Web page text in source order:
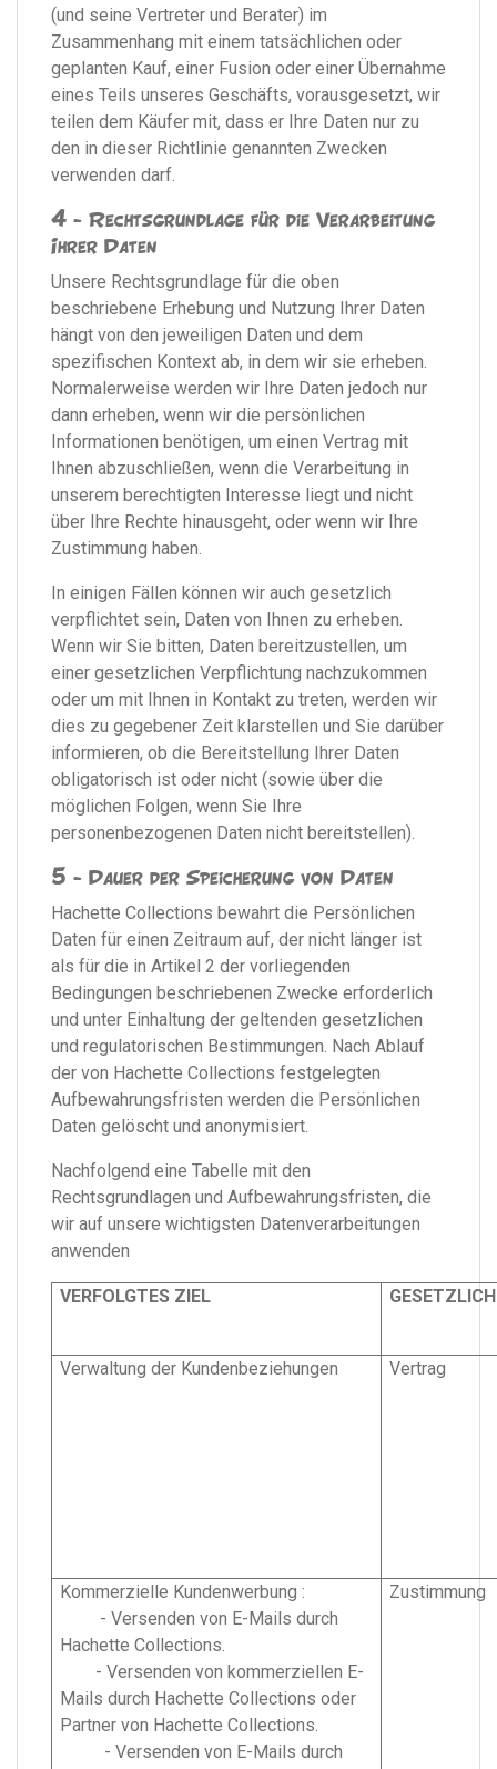
(und seine Vertreter und Berater) im
Zusammenhang mit einem tatsächlichen oder
geplanten Kauf, einer Fusion oder einer Übernahme
eines Teils unseres Geschäfts, vorausgesetzt, wir
teilen dem Käufer mit, dass er Ihre Daten nur zu
den in dieser Richtlinie genannten Zwecken
verwenden darf.
4 - Rechtsgrundlage für die Verarbeitung
Ihrer Daten
Unsere Rechtsgrundlage für die oben
beschriebene Erhebung und Nutzung Ihrer Daten
hängt von den jeweiligen Daten und dem
spezifischen Kontext ab, in dem wir sie erheben.
Normalerweise werden wir Ihre Daten jedoch nur
dann erheben, wenn wir die persönlichen
Informationen benötigen, um einen Vertrag mit
Ihnen abzuschließen, wenn die Verarbeitung in
unserem berechtigten Interesse liegt und nicht
über Ihre Rechte hinausgeht, oder wenn wir Ihre
Zustimmung haben.
In einigen Fällen können wir auch gesetzlich
verpflichtet sein, Daten von Ihnen zu erheben.
Wenn wir Sie bitten, Daten bereitzustellen, um
einer gesetzlichen Verpflichtung nachzukommen
oder um mit Ihnen in Kontakt zu treten, werden wir
dies zu gegebener Zeit klarstellen und Sie darüber
informieren, ob die Bereitstellung Ihrer Daten
obligatorisch ist oder nicht (sowie über die
möglichen Folgen, wenn Sie Ihre
personenbezogenen Daten nicht bereitstellen).
5 - Dauer der Speicherung von Daten
Hachette Collections bewahrt die Persönlichen
Daten für einen Zeitraum auf, der nicht länger ist
als für die in Artikel 2 der vorliegenden
Bedingungen beschriebenen Zwecke erforderlich
und unter Einhaltung der geltenden gesetzlichen
und regulatorischen Bestimmungen. Nach Ablauf
der von Hachette Collections festgelegten
Aufbewahrungsfristen werden die Persönlichen
Daten gelöscht und anonymisiert.
Nachfolgend eine Tabelle mit den
Rechtsgrundlagen und Aufbewahrungsfristen, die
wir auf unsere wichtigsten Datenverarbeitungen
anwenden
VERFOLGTES ZIEL
Verwaltung der Kundenbeziehungen Vertrag
Kommerzielle Kundenwerbung :
- Versenden von E-Mails durch
Hachette Collections.
- Versenden von kommerziellen E-
Mails durch Hachette Collections oder
Partner von Hachette Collections.
- Versenden von E-Mails durch
Zustimmung